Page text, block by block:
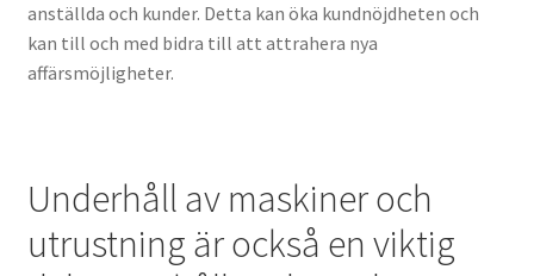
anställda och kunder. Detta kan öka kundnöjdheten och
kan till och med bidra till att attrahera nya
affärsmöjligheter.
Underhåll av maskiner och
utrustning är också en viktig